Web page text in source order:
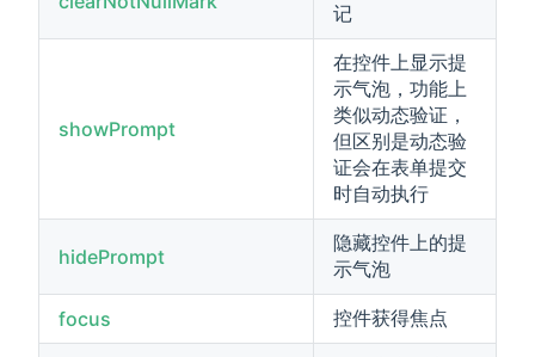
记
showPrompt
在控件上显示提
示气泡，功能上
类似动态验证，
但区别是动态验
证会在表单提交
时自动执行
hidePrompt
隐藏控件上的提
示气泡
focus 控件获得焦点